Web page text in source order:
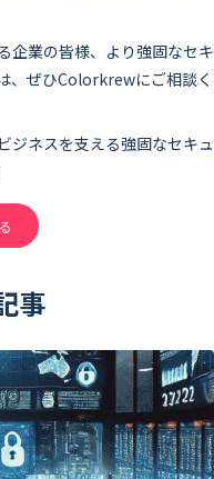
企業の皆様、より強固なセキ
、ぜひColorkrewにご相談く
ジネスを支える強固なセキュ
事